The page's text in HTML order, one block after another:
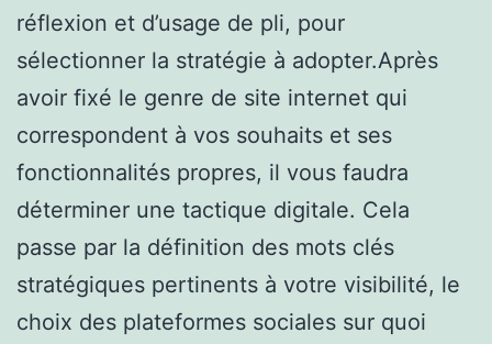
réflexion et d’usage de pli, pour
sélectionner la stratégie à adopter.Après
avoir fixé le genre de site internet qui
correspondent à vos souhaits et ses
fonctionnalités propres, il vous faudra
déterminer une tactique digitale. Cela
passe par la définition des mots clés
stratégiques pertinents à votre visibilité, le
choix des plateformes sociales sur quoi